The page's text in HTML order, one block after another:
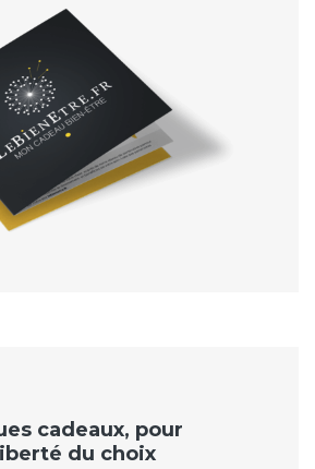
cadeaux, pour
du choix